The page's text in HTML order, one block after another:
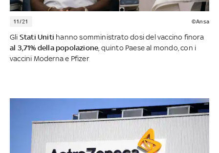
11/21 ©Ansa
Gli Stati Uniti hanno somministrato dosi del vaccino finora
al 3,71% della popolazione , quinto Paese al mondo, con i
vaccini Moderna e Pfizer